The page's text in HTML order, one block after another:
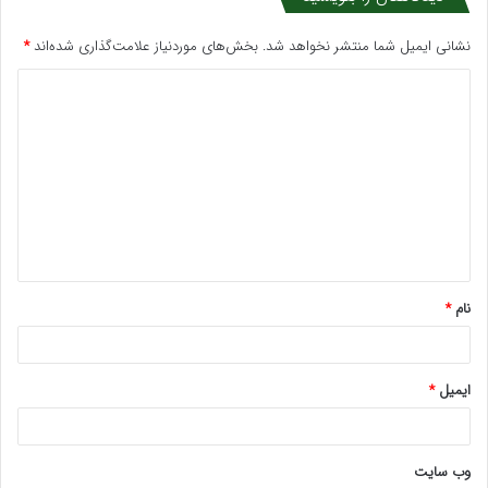
نشانی ایمیل شما منتشر نخواهد شد. بخش‌های موردنیاز علامت‌گذاری شده‌اند*
*
نام*
ایمیل*
وب‌ سایت